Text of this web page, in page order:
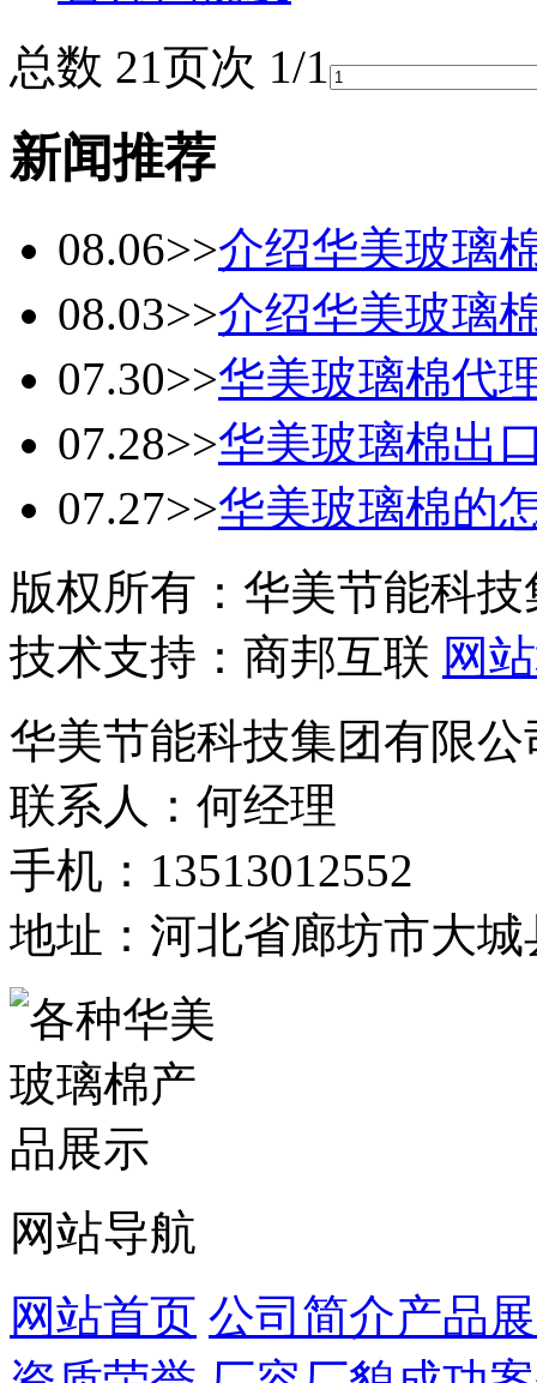
总数 21页次 1/1
新闻推荐
08.06>>介绍华美玻璃
08.03>>介绍华美玻璃
07.30>>华美玻璃棉代
07.28>>华美玻璃棉出
07.27>>华美玻璃棉的
版权所有：华美节能科
技术支持：商邦互联 网
华美节能科技集团有限公
联系人：何经理
手机：13513012552
地址：河北省廊坊市大
网站导航
网站首页 公司简介产品